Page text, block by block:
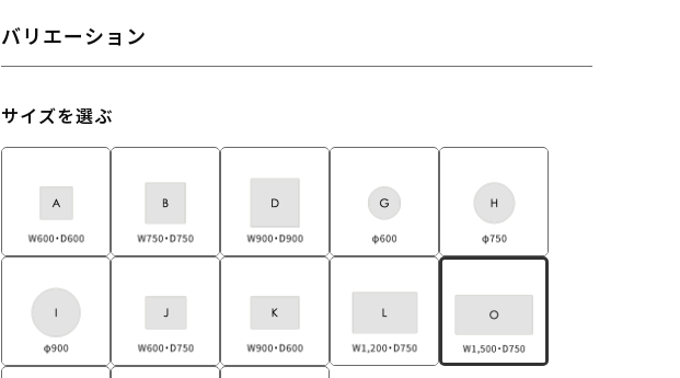
バリエーション
サイズを選ぶ